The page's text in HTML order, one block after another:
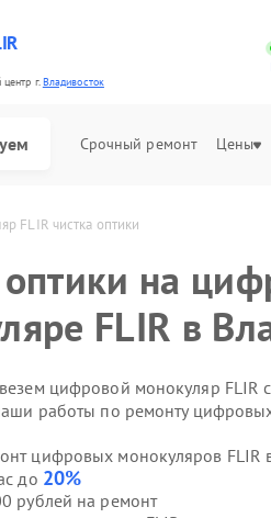
г.Владивосток
Срочный ремонт Цены
FLIR чистка оптики
на
FLIR в
цифровой монокуляр FLIR
работы по ремонту
цифровых монокуляров FLIR
до 20%
рублей на ремонт